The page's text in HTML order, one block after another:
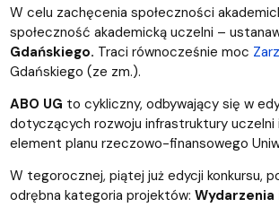
W celu zachęcenia społeczności
społeczność akademicką uczelni –
Gdańskiego. Traci równocześnie moc
Gdańskiego (ze zm.).
ABO UG to cykliczny, odbywający się w
dotyczących rozwoju infrastruktury
element planu rzeczowo-finansowego
W tegorocznej, piątej już edycji konkursu,
odrębna kategoria projektów: